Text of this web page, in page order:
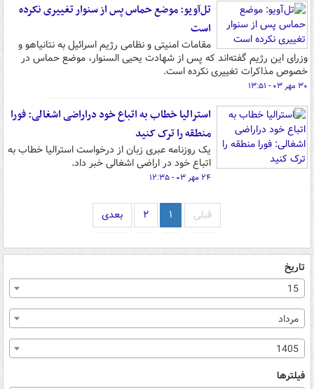
تل‌آویو: موضع حماس پس از سنوار تغییری نکرده
است
مقامات امنیتی و نظامی رژیم اسرائیل به نتانیاهو و
وزرای این رژیم گفته‌اند که پس از شهادت یحیی السنوار، موضع حماس در
خصوص مذاکرات تغییری نکرده است.
۳۰ مهر ۰۳ - ۱۳:۵۱
استرالیا خطاب به اتباع خود دراراضی اشغالی: فورا
منطقه را ترک کنید
یک روزنامه عبری زبان از درخواست استرالیا خطاب به
اتباع خود در اراضی اشغالی خبر داد.
۲۴ مهر ۰۳ - ۱۲:۳۵
قبلی ۱ ۲ بعدی
تاریخ
15
مرداد
1405
فیلترها